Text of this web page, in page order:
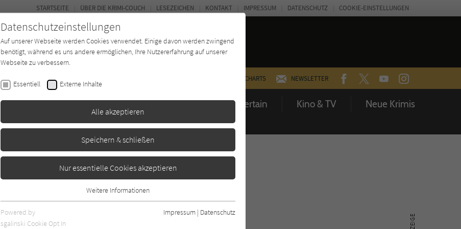
CHARTS NEWSLETTER FACEBOOKTWITTERYOUTUBEINSTAGRAM
Zeit Buchtyp Autor*in Magazin Entertain Kino & TV Neue Krimis
STARTSEITE ÜBER DIE KRIMI-COUCH LESEZEICHEN KONTAKT IMPRESSUM DATENSCHUTZ COOKIE-EINSTELLUNGEN
Datenschutzeinstellungen
Auf unserer Webseite werden Cookies verwendet. Einige davon werden zwingend
benötigt, während es uns andere ermöglichen, Ihre Nutzererfahrung auf unserer
Webseite zu verbessern.
Essentiell Externe Inhalte
Alle akzeptieren
Speichern & schließen
Nur essentielle Cookies akzeptieren
Essentielle Cookies werden für grundlegende Funktionen der Webseite
benötigt. Dadurch ist gewährleistet, dass die Webseite einwandfrei
Weitere Informationen
Powered by
sgalinski Cookie Opt In
Impressum | Datenschutz